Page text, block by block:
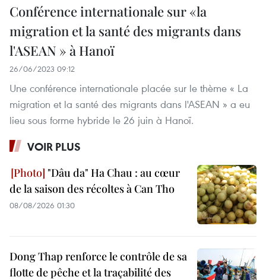
Conférence internationale sur «la
migration et la santé des migrants dans
l'ASEAN » à Hanoï
26/06/2023 09:12
Une conférence internationale placée sur le thème « La
migration et la santé des migrants dans l'ASEAN » a eu
lieu sous forme hybride le 26 juin à Hanoï.
VOIR PLUS
"Dâu da" Ha Chau : au cœur
de la saison des récoltes à Can Tho
08/08/2026 01:30
Dong Thap renforce le contrôle de sa
flotte de pêche et la traçabilité des